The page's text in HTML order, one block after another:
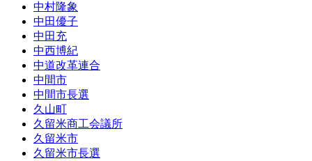
中村隆象
中田優子
中田充
中西博紀
中道改革連合
中間市
中間市長選
久山町
久留米商工会議所
久留米市
久留米市長選